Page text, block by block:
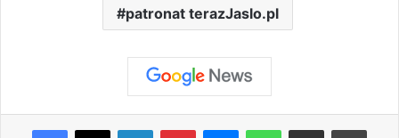
patronat terazJaslo.pl
Facebook
X LinkedInPinterestMessengerWhatsAppShare via Email Print